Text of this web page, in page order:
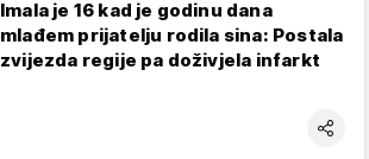
Imala je 16 kad je godinu dana
mlađem prijatelju rodila sina: Postala
zvijezda regije pa doživjela infarkt